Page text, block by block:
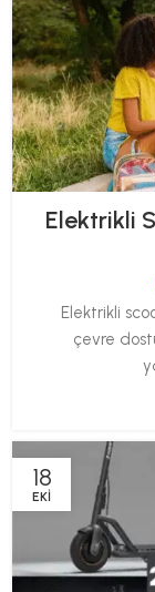
Elektrikli
Elektrikli
çevre
18
EKI